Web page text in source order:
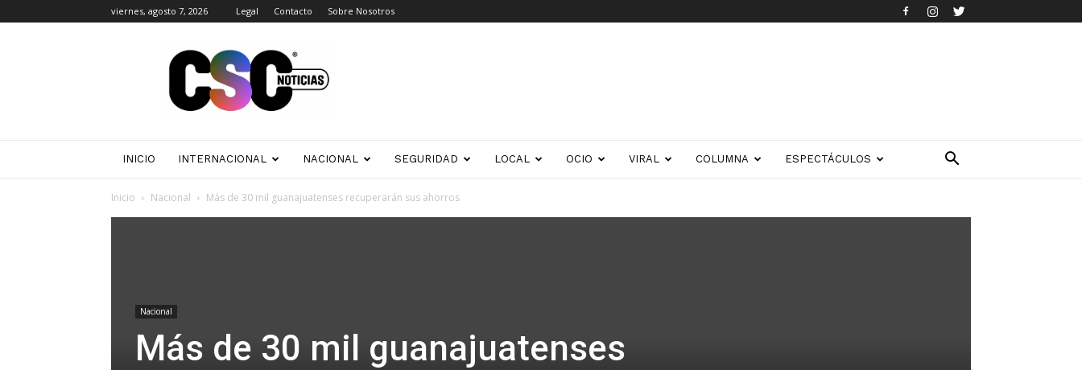
viernes, agosto 7, 2026 Legal Contacto Sobre Nosotros
Noticias
INICIO INTERNACIONAL NACIONAL SEGURIDAD LOCAL OCIO VIRAL COLUMNA ESPECTÁCULOS
Inicio Nacional Más de 30 mil guanajuatenses recuperarán sus ahorros
Nacional
Más de 30 mil guanajuatenses